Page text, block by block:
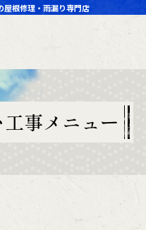
屋根修理・雨漏り専門店
事メニュー